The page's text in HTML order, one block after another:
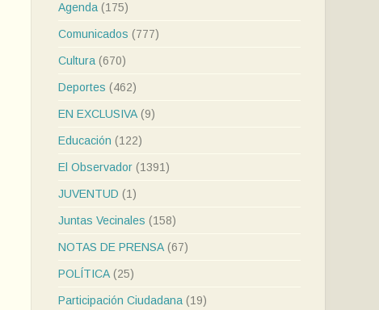
Agenda (175)
Comunicados (777)
Cultura (670)
Deportes (462)
EN EXCLUSIVA (9)
Educación (122)
El Observador (1391)
JUVENTUD (1)
Juntas Vecinales (158)
NOTAS DE PRENSA (67)
POLÍTICA (25)
Participación Ciudadana (19)